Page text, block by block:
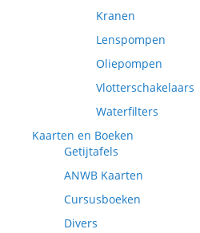
Kranen
Lenspompen
Oliepompen
Vlotterschakelaars
Waterfilters
Kaarten en Boeken
Getijtafels
ANWB Kaarten
Cursusboeken
Divers